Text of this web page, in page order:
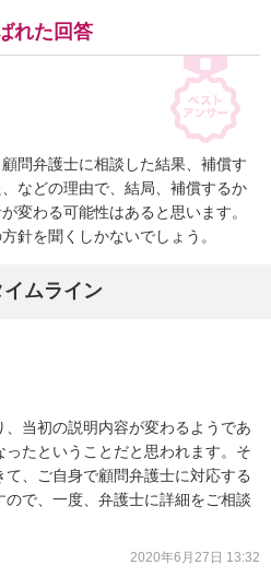
れた回答
問弁護士に相談した結果、補償す
などの理由で、結局、補償するか
変わる可能性はあると思います。
針を聞くしかないでしょう。
ムライン
当初の説明内容が変わるようであ
たということだと思われます。そ
、ご自身で顧問弁護士に対応する
で、一度、弁護士に詳細をご相談
2020年6月27日 13:32